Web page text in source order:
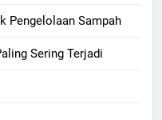
Pengelolaan Sampah
Sering Terjadi